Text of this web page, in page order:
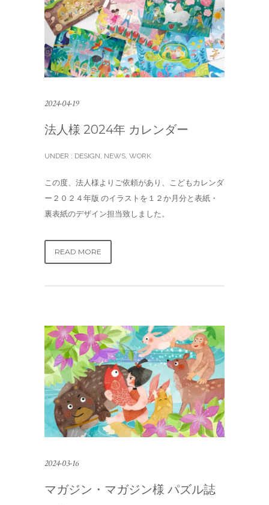
2024-04-19
法人様 2024年 カレンダー
UNDER : DESIGN, NEWS, WORK
この度、法人様よりご依頼があり、こどもカレンダ
ー２０２４年版 のイラストを１２か月分と表紙・
裏表紙のデザイン担当致しました。
READ MORE
2024-03-16
マガジン・マガジン様 パズル誌